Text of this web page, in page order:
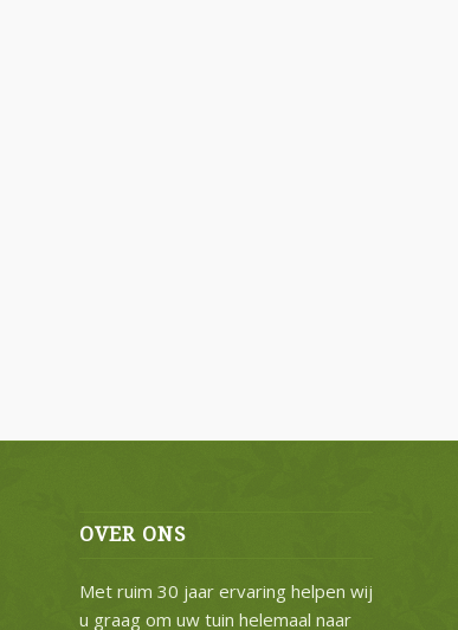
OVER ONS
Met ruim 30 jaar ervaring helpen wij
u graag om uw tuin helemaal naar